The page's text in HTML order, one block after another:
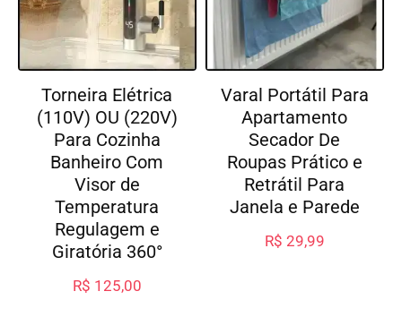
Torneira Elétrica
(110V) OU (220V)
Para Cozinha
Banheiro Com
Visor de
Temperatura
Regulagem e
Giratória 360°
R$ 125,00
Varal Portátil Para
Apartamento
Secador De
Roupas Prático e
Retrátil Para
Janela e Parede
R$ 29,99